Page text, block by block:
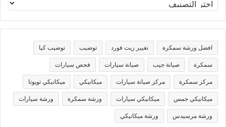
ص
ن
ف
ا
افضل ورشة سمكرة تغيير زيت فورد توضيب توضيب كيا
سمكرة صيانة جيب صيانة سيارات فحص سيارات
مركز سمكرة مركز صيانة سيارات ميكانيكي ميكانيكي تويوتا
ميكانيكي جمس ميكانيكي سيارات ورشة سمكرة ورشة سيارات
ورشة مرسيدس ورشة ميكانيكي